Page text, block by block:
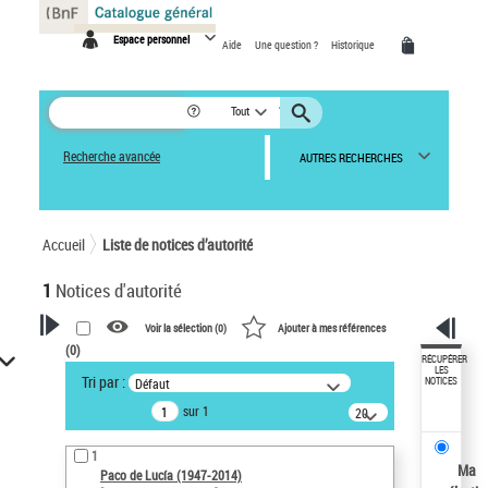
Espace personnel Aide Une question ? Historique
Tout
Recherche avancée AUTRES RECHERCHES
Accueil Liste de notices d’autorité
1 Notices d'autorité
VOTRE RECHERCHE
Recherche avancée dans les
notices d’autorité
Œuvres liées à l'auteur :
Paco de Lucía (1947-2014)
Voir la sélection (0) Ajouter à mes références
(0)
Tri par : Défaut
sur 1
20
résultats/page
1
Paco de Lucía (1947-2014)
RÉCUPÉRER
LES
NOTICES
Ma
Panneau de gestion des cookies